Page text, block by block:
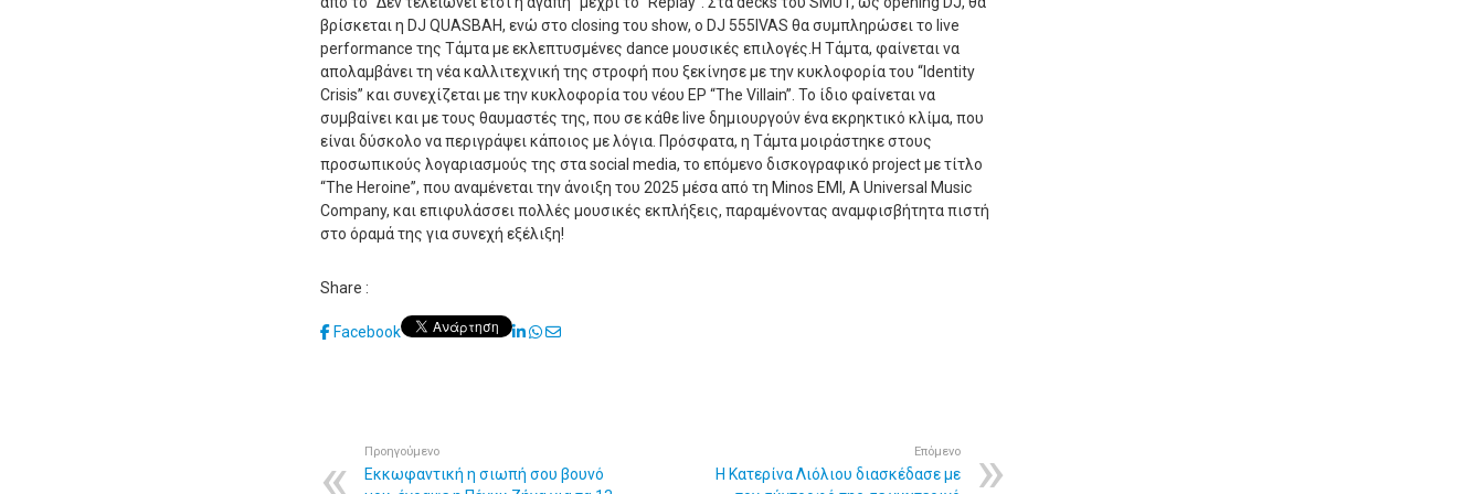
βρίσκεται η DJ QUASBAH, ενώ στο closing του show, ο DJ 555IVAS θα συμπληρώσει το live
performance της Τάμτα με εκλεπτυσμένες dance μουσικές επιλογές.Η Τάμτα, φαίνεται να
απολαμβάνει τη νέα καλλιτεχνική της στροφή που ξεκίνησε με την κυκλοφορία του “Identity
Crisis” και συνεχίζεται με την κυκλοφορία του νέου EP “The Villain”. Το ίδιο φαίνεται να
συμβαίνει και με τους θαυμαστές της, που σε κάθε live δημιουργούν ένα εκρηκτικό κλίμα, που
είναι δύσκολο να περιγράψει κάποιος με λόγια. Πρόσφατα, η Τάμτα μοιράστηκε στους
προσωπικούς λογαριασμούς της στα social media, το επόμενο δισκογραφικό project με τίτλο
“The Heroine”, που αναμένεται την άνοιξη του 2025 μέσα από τη Minos EMI, A Universal Music
Company, και επιφυλάσσει πολλές μουσικές εκπλήξεις, παραμένοντας αναμφισβήτητα πιστή
στο όραμά της για συνεχή εξέλιξη!
Share :
Facebook LinkedIn
Whatsapp
Share
Προηγούμενο
Εκκωφαντική η σιωπή σου βουνό
Επόμενο
Η Κατερίνα Λιόλιου διασκέδασε με